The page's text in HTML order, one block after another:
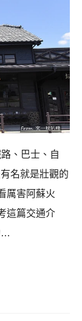
、巴士、自
名就是壯觀的
厲害阿蘇火
這篇交通介
…